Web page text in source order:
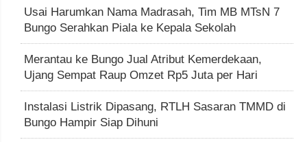
Usai Harumkan Nama Madrasah, Tim MB MTsN 7
Bungo Serahkan Piala ke Kepala Sekolah
Merantau ke Bungo Jual Atribut Kemerdekaan,
Ujang Sempat Raup Omzet Rp5 Juta per Hari
Instalasi Listrik Dipasang, RTLH Sasaran TMMD di
Bungo Hampir Siap Dihuni